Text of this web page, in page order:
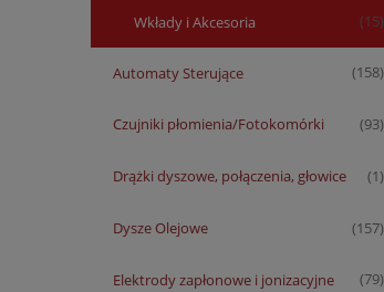
Wkłady i Akcesoria (15)
Automaty Sterujące (158)
Czujniki płomienia/Fotokomórki (93)
Drążki dyszowe, połączenia, głowice (1)
Dysze Olejowe (157)
Elektrody zapłonowe i jonizacyjne (79)